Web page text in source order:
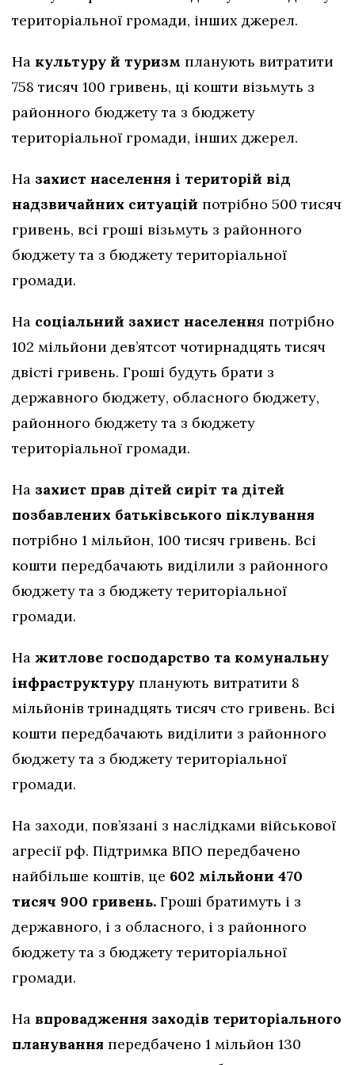
територіальної громади, інших джерел.
На культуру й туризм планують витратити
758 тисяч 100 гривень, ці кошти візьмуть з
районного бюджету та з бюджету
територіальної громади, інших джерел.
На захист населення і територій від
надзвичайних ситуацій потрібно 500 тисяч
гривень, всі гроші візьмуть з районного
бюджету та з бюджету територіальної
громади.
На соціальний захист населення потрібно
102 мільйони дев’ятсот чотирнадцять тисяч
двісті гривень. Гроші будуть брати з
державного бюджету, обласного бюджету,
районного бюджету та з бюджету
територіальної громади.
На захист прав дітей сиріт та дітей
позбавлених батьківського піклування
потрібно 1 мільйон, 100 тисяч гривень. Всі
кошти передбачають виділили з районного
бюджету та з бюджету територіальної
громади.
На житлове господарство та комунальну
інфраструктуру планують витратити 8
мільйонів тринадцять тисяч сто гривень. Всі
кошти передбачають виділити з районного
бюджету та з бюджету територіальної
громади.
На заходи, пов’язані з наслідками військової
агресії рф. Підтримка ВПО передбачено
найбільше коштів, це 602 мільйони 470
тисяч 900 гривень. Гроші братимуть і з
державного, і з обласного, і з районного
бюджету та з бюджету територіальної
громади.
На впровадження заходів територіального
планування передбачено 1 мільйон 130